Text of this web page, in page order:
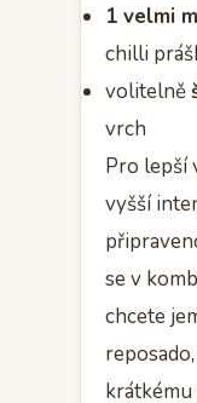
1 velmi
chilli
volitelně
vrch
Pro lepší
vyšší
se v
chcete
krátkému